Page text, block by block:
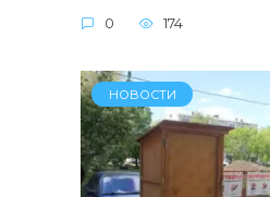
0 174
НОВОСТИ